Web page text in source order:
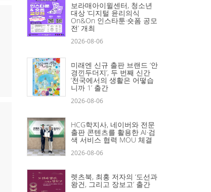
보라매아이윌센터, 청소년
대상 ‘디지털 윤리의식
On&On 인스타툰·숏폼 공모
전’ 개최
2026-08-06
미래엔 신규 출판 브랜드 ‘안
경낀두더지’, 두 번째 신간
‘천국에서의 생활은 어떻습
니까 1’ 출간
2026-08-06
HCG학지사, 네이버와 전문
출판 콘텐츠를 활용한 AI·검
색 서비스 협력 MOU 체결
2026-08-06
렛츠북, 최홍 저자의 ‘도선과
왕건, 그리고 장보고’ 출간